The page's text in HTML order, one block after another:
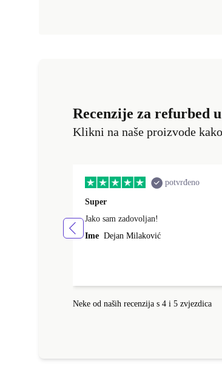
Recenzije za refurbed
Klikni na naše proizvode
potvrđeno
Super
Jako sam zadovoljan!
Ime Dejan Milaković
Neke od naših recenzija s 4 i 5 zvjezdica